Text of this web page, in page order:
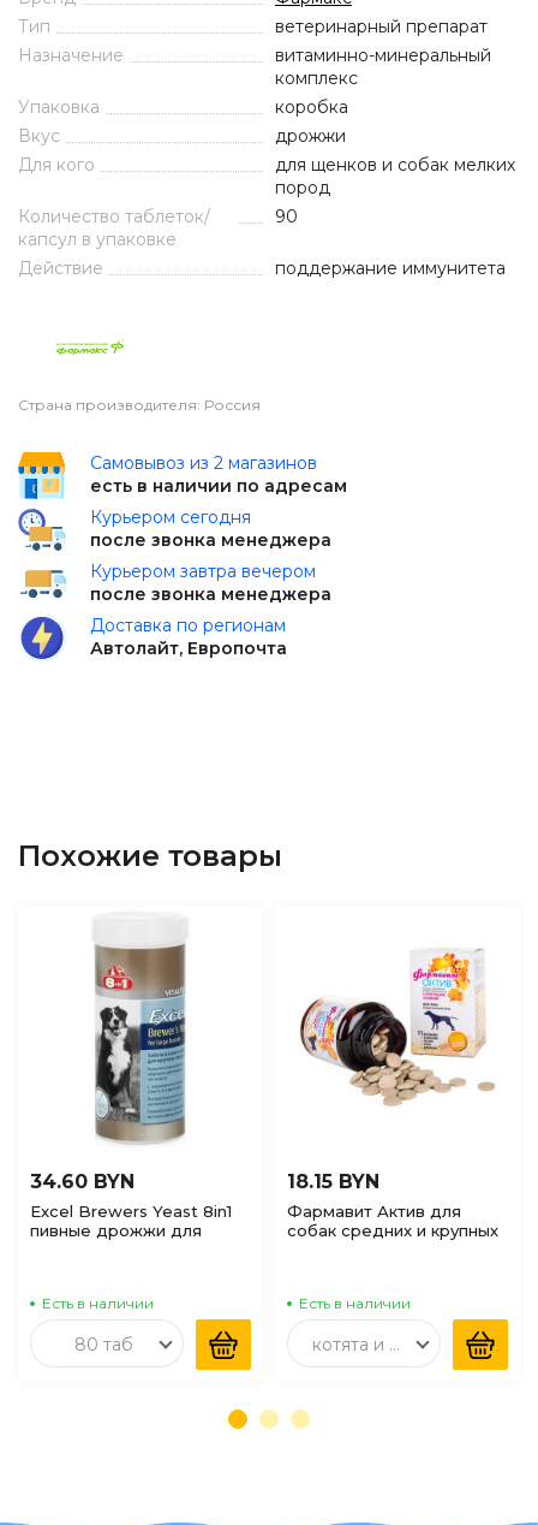
Тип
ветеринарный препарат
Назначение
витаминно-минеральный
комплекс
Упаковка
коробка
Вкус
дрожжи
Для кого
для щенков и собак мелких
пород
Количество таблеток/
капсул в упаковке
90
Действие поддержание иммунитета
Страна производителя: Россия
Самовывоз из 2 магазинов
есть в наличии по адресам
Курьером сегодня
после звонка менеджера
Курьером завтра вечером
после звонка менеджера
Доставка по регионам
Автолайт, Европочта
Похожие товары
34.60 BYN
Excel Brewers Yeast 8in1
пивные дрожжи для
Есть в наличии
80 таб
18.15 BYN
Фармавит Актив для
собак средних и крупных
Есть в наличии
котята и взрослые, 60шт